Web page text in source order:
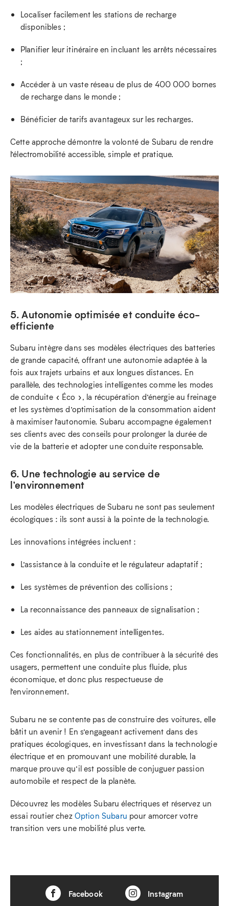
Localiser facilement les stations de recharge
disponibles ;
Planifier leur itinéraire en incluant les arrêts nécessaires
;
Accéder à un vaste réseau de plus de 400 000 bornes
de recharge dans le monde ;
Bénéficier de tarifs avantageux sur les recharges.
Cette approche démontre la volonté de Subaru de rendre
l’électromobilité accessible, simple et pratique.
5. Autonomie optimisée et conduite éco-
efficiente
Subaru intègre dans ses modèles électriques des batteries
de grande capacité, offrant une autonomie adaptée à la
fois aux trajets urbains et aux longues distances. En
parallèle, des technologies intelligentes comme les modes
de conduite « Éco », la récupération d’énergie au freinage
et les systèmes d’optimisation de la consommation aident
à maximiser l’autonomie. Subaru accompagne également
ses clients avec des conseils pour prolonger la durée de
vie de la batterie et adopter une conduite responsable.
6. Une technologie au service de
l’environnement
Les modèles électriques de Subaru ne sont pas seulement
écologiques : ils sont aussi à la pointe de la technologie.
Les innovations intégrées incluent :
L’assistance à la conduite et le régulateur adaptatif ;
Les systèmes de prévention des collisions ;
La reconnaissance des panneaux de signalisation ;
Les aides au stationnement intelligentes.
Ces fonctionnalités, en plus de contribuer à la sécurité des
usagers, permettent une conduite plus fluide, plus
économique, et donc plus respectueuse de
l’environnement.
Subaru ne se contente pas de construire des voitures, elle
bâtit un avenir ! En s’engageant activement dans des
pratiques écologiques, en investissant dans la technologie
électrique et en promouvant une mobilité durable, la
marque prouve qu’il est possible de conjuguer passion
automobile et respect de la planète.
Découvrez les modèles Subaru électriques et réservez un
essai routier chez Option Subaru pour amorcer votre
transition vers une mobilité plus verte.
Facebook Instagram